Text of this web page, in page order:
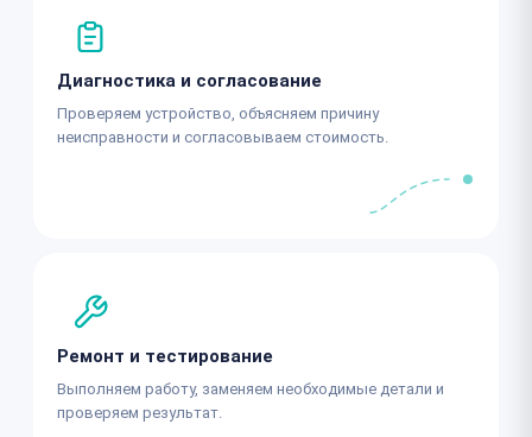
Диагностика и согласование
Проверяем устройство, объясняем причину
неисправности и согласовываем стоимость.
Ремонт и тестирование
Выполняем работу, заменяем необходимые детали и
проверяем результат.